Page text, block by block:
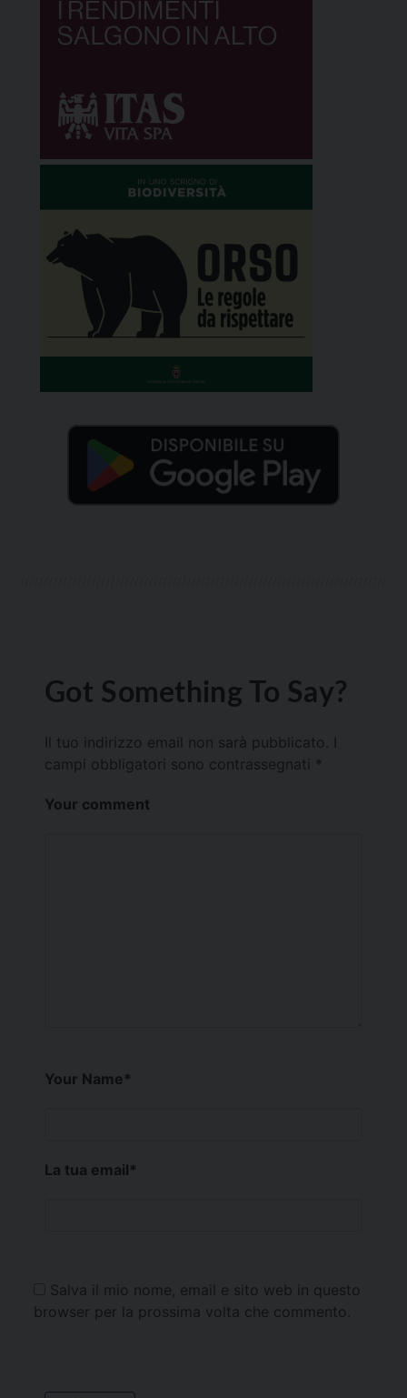
Got Something To Say?
Il tuo indirizzo email non sarà pubblicato.
campi obbligatori sono contrassegnati *
Your comment
Your Name*
La tua email*
Salva il mio nome, email e sito web in questo
browser per la prossima volta che commento.